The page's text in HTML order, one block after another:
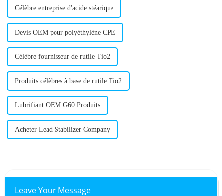
Célèbre entreprise d'acide stéarique
Devis OEM pour polyéthylène CPE
Célèbre fournisseur de rutile Tio2
Produits célèbres à base de rutile Tio2
Lubrifiant OEM G60 Produits
Acheter Lead Stabilizer Company
Leave Your Message